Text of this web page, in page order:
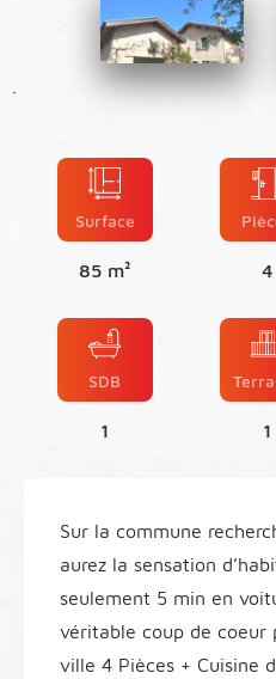
Surface
85 m² 4
SDB
1 1
Sur la commune
aurez la sensation
seulement 5 min en
véritable coup de coeur
ville 4 Pièces + Cuisine